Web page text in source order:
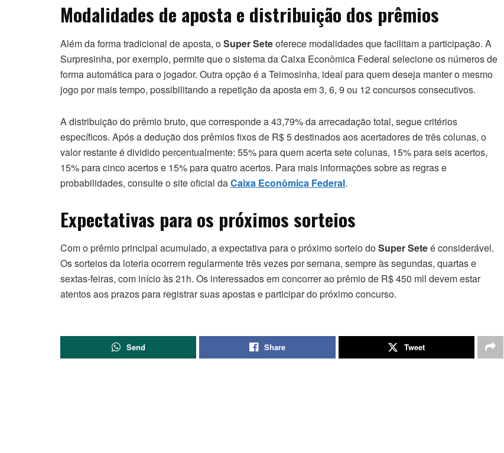
Modalidades de aposta e distribuição dos prêmios
Além da forma tradicional de aposta, oSuper Seteoferece modalidades que facilitam a participação. A
Surpresinha, por exemplo, permite que o sistema da Caixa Econômica Federal selecione os números de
forma automática para o jogador. Outra opção é a Teimosinha, ideal para quem deseja manter o mesmo
jogo por mais tempo, possibilitando a repetição da aposta em 3, 6, 9 ou 12 concursos consecutivos.
A distribuição do prêmio bruto, que corresponde a 43,79% da arrecadação total, segue critérios
específicos. Após a dedução dos prêmios fixos de R$ 5 destinados aos acertadores de três colunas, o
valor restante é dividido percentualmente: 55% para quem acerta sete colunas, 15% para seis acertos,
15% para cinco acertos e 15% para quatro acertos. Para mais informações sobre as regras e
probabilidades, consulte o site oficial daCaixa Econômica Federal.
Expectativas para os próximos sorteios
Com o prêmio principal acumulado, a expectativa para o próximo sorteio doSuper Seteé considerável.
Os sorteios da loteria ocorrem regularmente três vezes por semana, sempre às segundas, quartas e
sextas-feiras, com início às 21h. Os interessados em concorrer ao prêmio de R$ 450 mil devem estar
atentos aos prazos para registrar suas apostas e participar do próximo concurso.
Send Share Tweet